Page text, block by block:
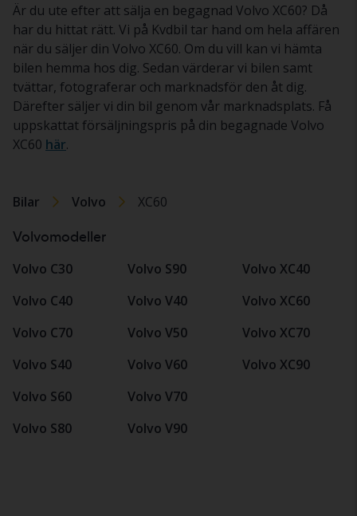
Är du ute efter att sälja en begagnad Volvo XC60? Då
har du hittat rätt. Vi på Kvdbil tar hand om hela affären
när du säljer din Volvo XC60. Om du vill kan vi hämta
bilen hemma hos dig. Sedan värderar vi bilen samt
tvättar, fotograferar och marknadsför den åt dig.
Därefter säljer vi din bil genom vår marknadsplats. Få
uppskattat försäljningspris på din begagnade Volvo
XC60 här.
Bilar Volvo XC60
Volvomodeller
Volvo C30
Volvo C40
Volvo C70
Volvo S40
Volvo S60
Volvo S80
Volvo S90
Volvo V40
Volvo V50
Volvo V60
Volvo V70
Volvo V90
Volvo XC40
Volvo XC60
Volvo XC70
Volvo XC90